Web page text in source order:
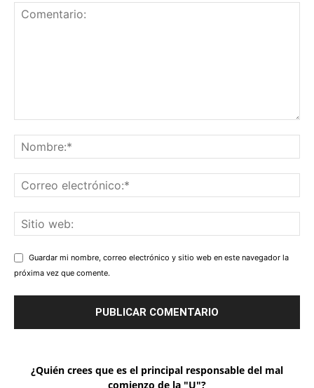
Guardar mi nombre, correo electrónico y sitio web en este navegador la
próxima vez que comente.
¿Quién crees que es el principal responsable del mal
comienzo de la "U"?